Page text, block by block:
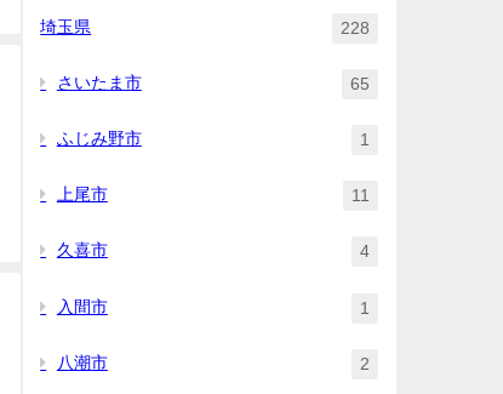
埼玉県 228
さいたま市 65
ふじみ野市 1
上尾市 11
久喜市 4
入間市 1
八潮市 2